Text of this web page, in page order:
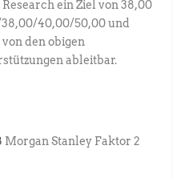
ein Ziel von 38,00
38,00/40,00/50,00 und
den obigen
ableitbar.
Morgan Stanley Faktor 2